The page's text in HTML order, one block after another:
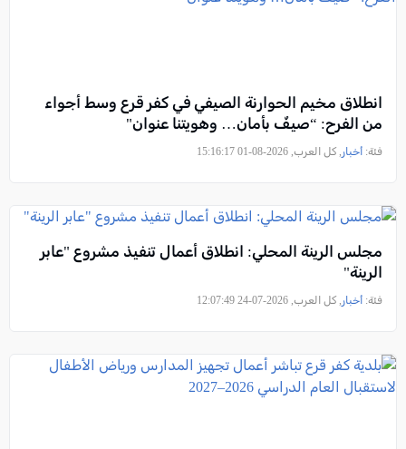
انطلاق مخيم الحوارنة الصيفي في كفر قرع وسط أجواء
من الفرح: “صيفٌ بأمان… وهويتنا عنوان"
فئة: أخبار , كل العرب, 2026-08-01 15:16:17
مجلس الرينة المحلي: انطلاق أعمال تنفيذ مشروع "عابر
الرينة"
فئة: أخبار , كل العرب, 2026-07-24 12:07:49